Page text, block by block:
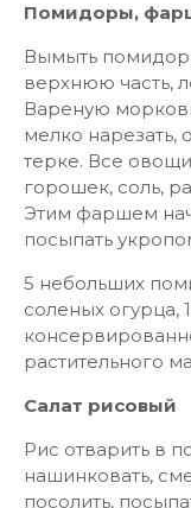
Помидоры,
Вымыть
верхнюю часть,
Вареную
мелко нарезать,
терке. Все
горошек, соль,
Этим фаршем
посыпать
5 небольших
соленых огурца,
растительного
Салат рисовый
Рис отварить в
нашинковать,
посолить,